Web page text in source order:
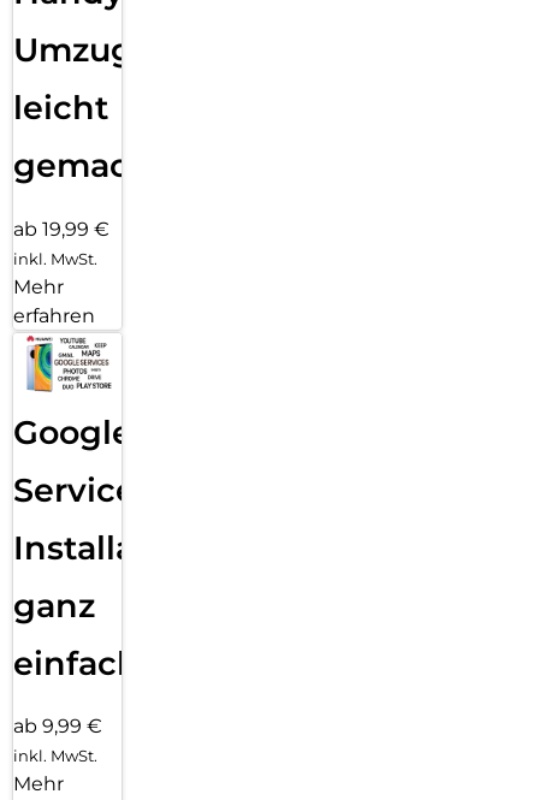
Umzug
leicht
gemacht!
ab 19,99 €
inkl. MwSt.
Mehr
erfahren
Google
Services
Installation
ganz
einfach
ab 9,99 €
inkl. MwSt.
Mehr